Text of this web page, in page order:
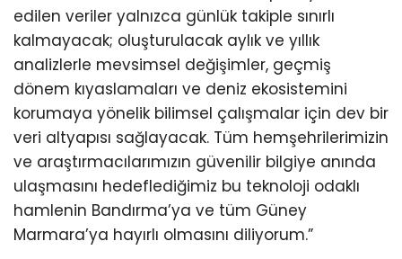
edilen veriler yalnızca günlük takiple sınırlı
kalmayacak; oluşturulacak aylık ve yıllık
analizlerle mevsimsel değişimler, geçmiş
dönem kıyaslamaları ve deniz ekosistemini
korumaya yönelik bilimsel çalışmalar için dev bir
veri altyapısı sağlayacak. Tüm hemşehrilerimizin
ve araştırmacılarımızın güvenilir bilgiye anında
ulaşmasını hedeflediğimiz bu teknoloji odaklı
hamlenin Bandırma’ya ve tüm Güney
Marmara’ya hayırlı olmasını diliyorum.”